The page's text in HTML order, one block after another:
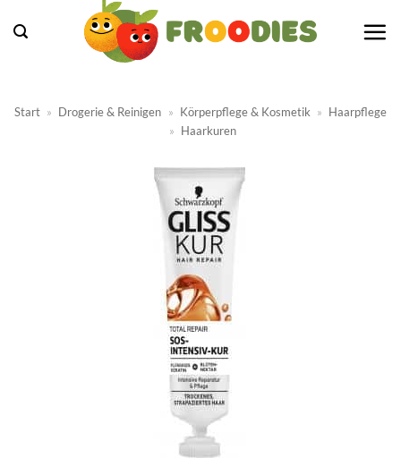
Inhalt
Start » Drogerie & Reinigen » Körperpflege & Kosmetik » Haarpflege
» Haarkuren